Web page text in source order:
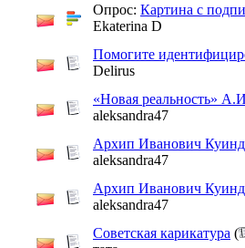
Опрос: Картина с
Ekaterina D
Помогите
Delirus
«Новая реальность»
aleksandra47
Архип Иванович
aleksandra47
Архип Иванович
aleksandra47
Советская карикатура (